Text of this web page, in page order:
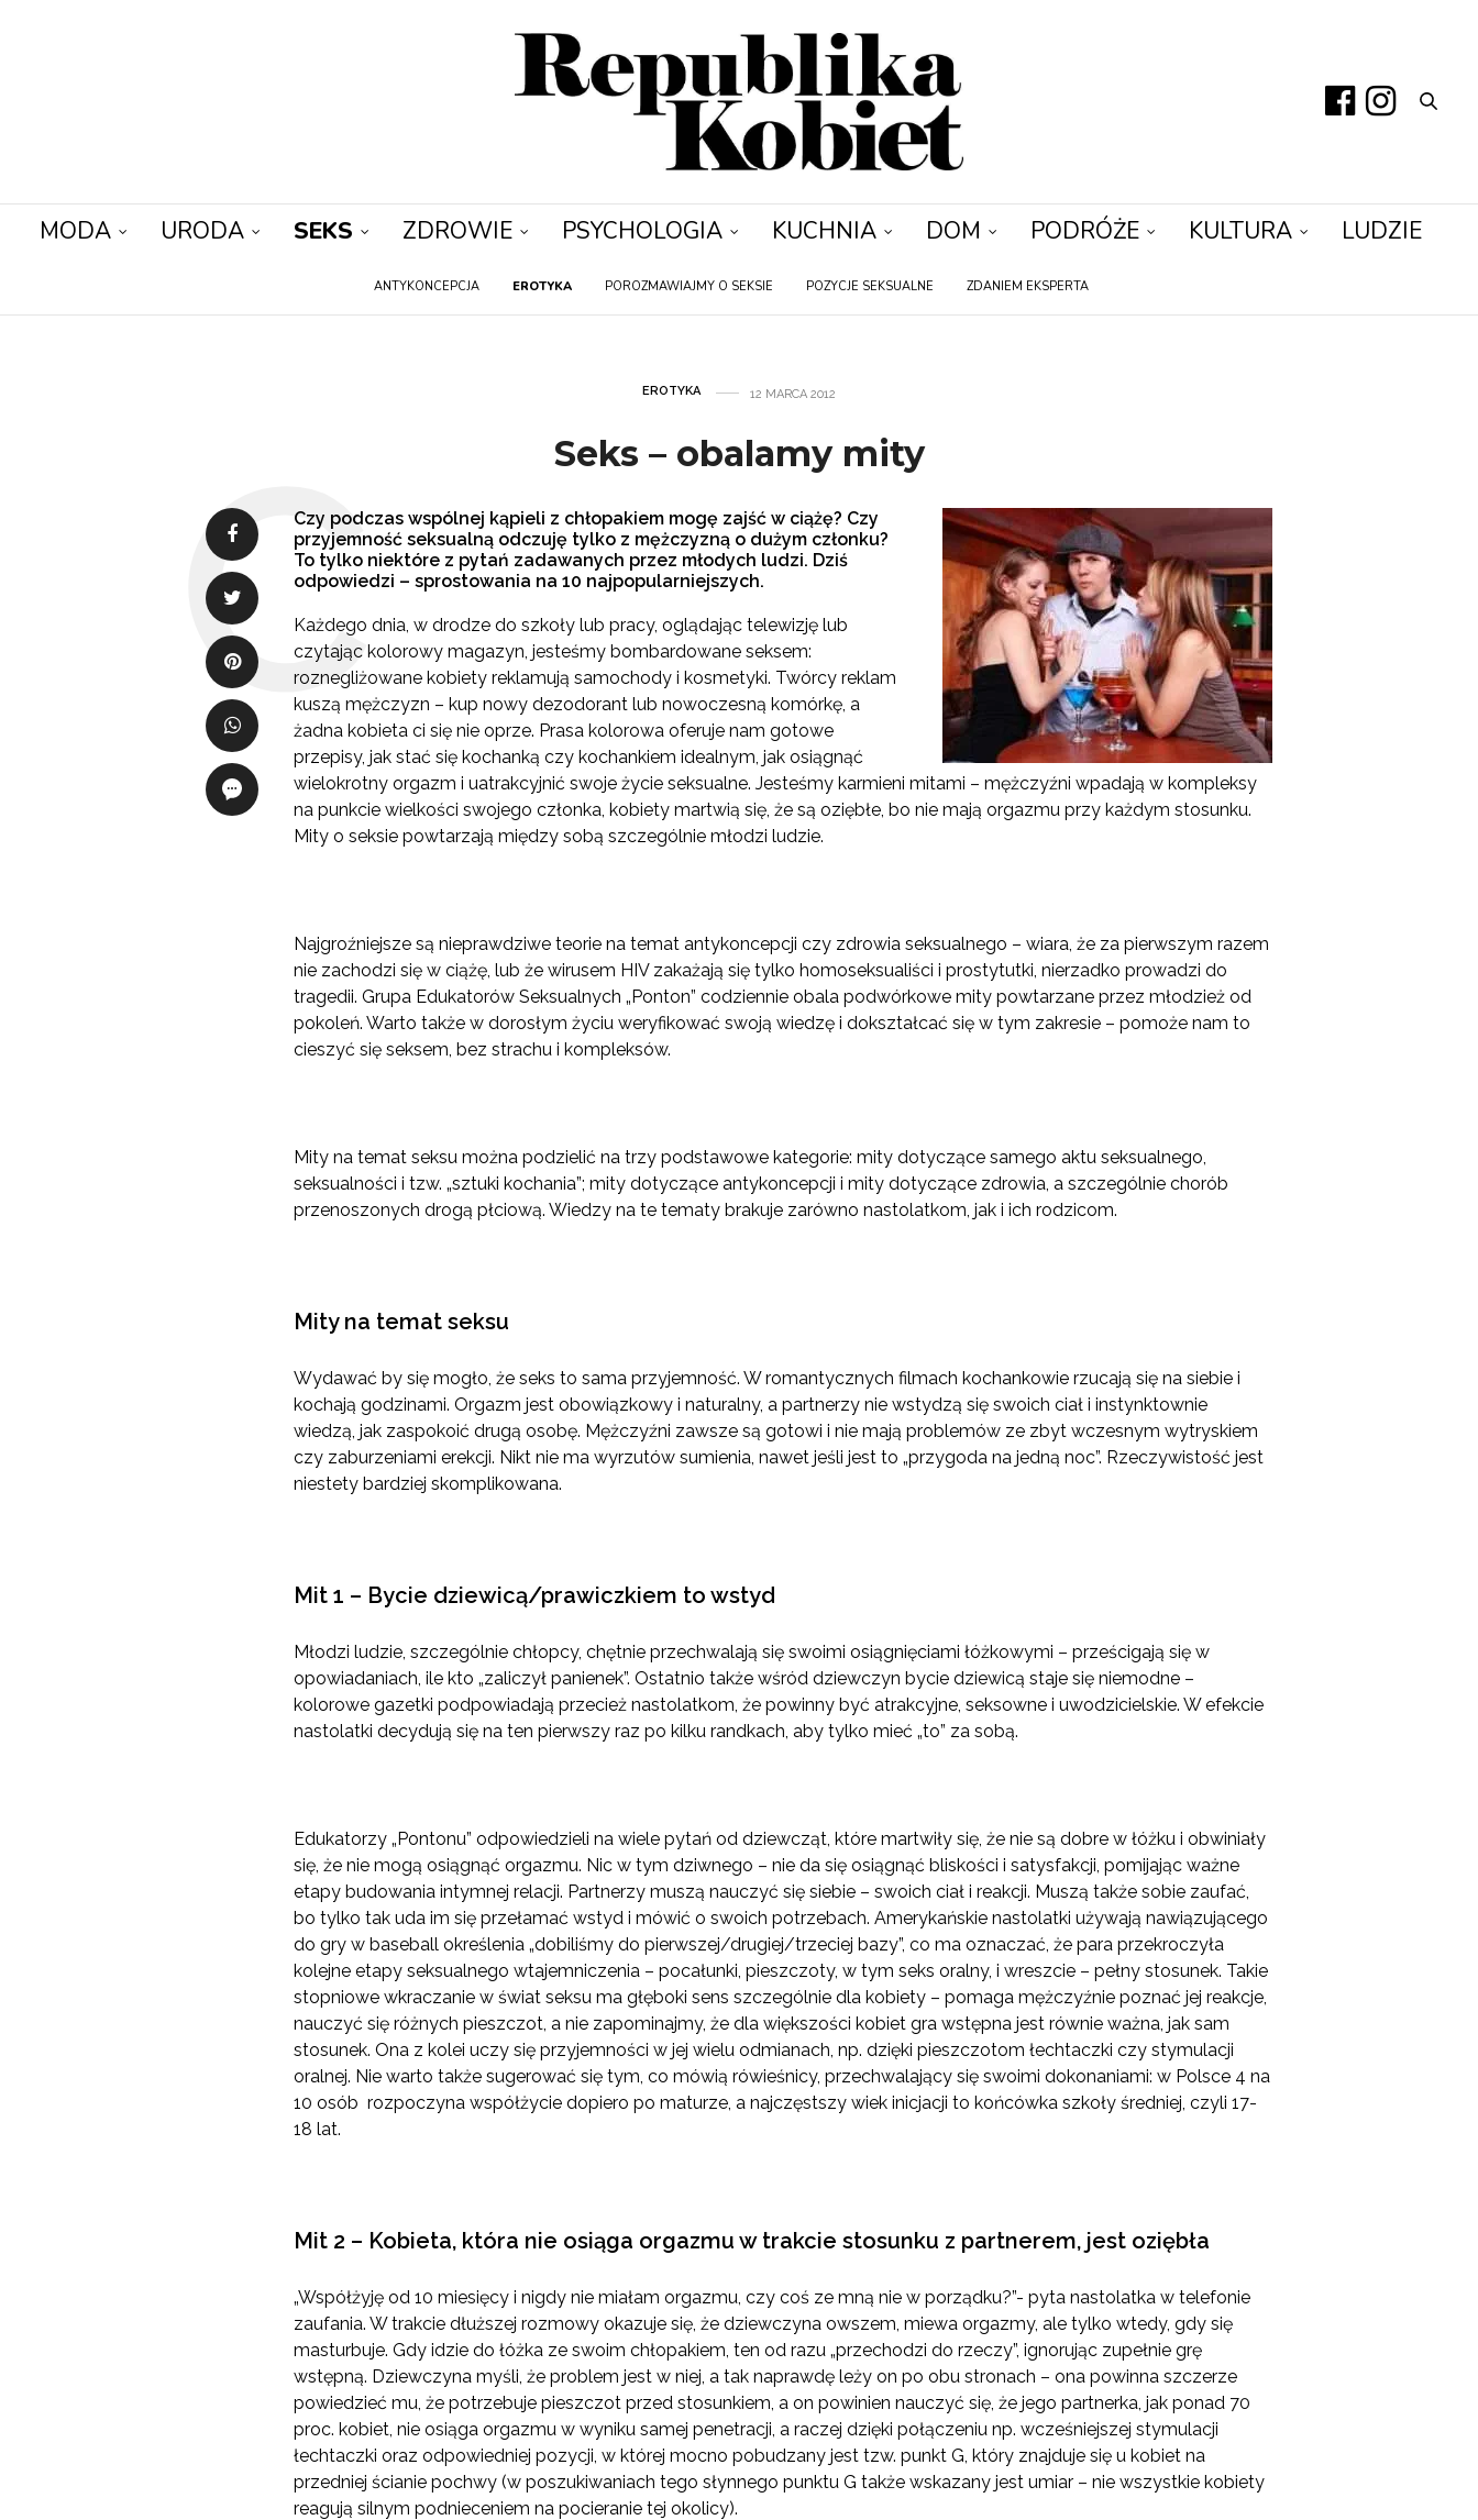
MODA URODA SEKS ZDROWIE PSYCHOLOGIA KUCHNIA DOM PODRÓŻE KULTURA LUDZIE
ANTYKONCEPCJA EROTYKA POROZMAWIAJMY O SEKSIE POZYCJE SEKSUALNE ZDANIEM EKSPERTA
EROTYKA 12 MARCA 2012
Seks – obalamy mity
Czy podczas wspólnej kąpieli z chłopakiem mogę zajść w ciążę? Czy
przyjemność seksualną odczuję tylko z mężczyzną o dużym członku?
To tylko niektóre z pytań zadawanych przez młodych ludzi. Dziś
odpowiedzi – sprostowania na 10 najpopularniejszych.
Każdego dnia, w drodze do szkoły lub pracy, oglądając telewizję lub
czytając kolorowy magazyn, jesteśmy bombardowane seksem:
roznegliżowane kobiety reklamują samochody i kosmetyki. Twórcy reklam
kuszą mężczyzn – kup nowy dezodorant lub nowoczesną komórkę, a
żadna kobieta ci się nie oprze. Prasa kolorowa oferuje nam gotowe
przepisy, jak stać się kochanką czy kochankiem idealnym, jak osiągnąć
wielokrotny orgazm i uatrakcyjnić swoje życie seksualne. Jesteśmy karmieni mitami – mężczyźni wpadają w kompleksy
na punkcie wielkości swojego członka, kobiety martwią się, że są oziębłe, bo nie mają orgazmu przy każdym stosunku.
Mity o seksie powtarzają między sobą szczególnie młodzi ludzie.
Najgroźniejsze są nieprawdziwe teorie na temat antykoncepcji czy zdrowia seksualnego – wiara, że za pierwszym razem
nie zachodzi się w ciążę, lub że wirusem HIV zakażają się tylko homoseksualiści i prostytutki, nierzadko prowadzi do
tragedii. Grupa Edukatorów Seksualnych „Ponton” codziennie obala podwórkowe mity powtarzane przez młodzież od
pokoleń. Warto także w dorosłym życiu weryfikować swoją wiedzę i dokształcać się w tym zakresie – pomoże nam to
cieszyć się seksem, bez strachu i kompleksów.
Mity na temat seksu można podzielić na trzy podstawowe kategorie: mity dotyczące samego aktu seksualnego,
seksualności i tzw. „sztuki kochania”; mity dotyczące antykoncepcji i mity dotyczące zdrowia, a szczególnie chorób
przenoszonych drogą płciową. Wiedzy na te tematy brakuje zarówno nastolatkom, jak i ich rodzicom.
Mity na temat seksu
Wydawać by się mogło, że seks to sama przyjemność. W romantycznych filmach kochankowie rzucają się na siebie i
kochają godzinami. Orgazm jest obowiązkowy i naturalny, a partnerzy nie wstydzą się swoich ciał i instynktownie
wiedzą, jak zaspokoić drugą osobę. Mężczyźni zawsze są gotowi i nie mają problemów ze zbyt wczesnym wytryskiem
czy zaburzeniami erekcji. Nikt nie ma wyrzutów sumienia, nawet jeśli jest to „przygoda na jedną noc”. Rzeczywistość jest
niestety bardziej skomplikowana.
Mit 1 – Bycie dziewicą/prawiczkiem to wstyd
Młodzi ludzie, szczególnie chłopcy, chętnie przechwalają się swoimi osiągnięciami łóżkowymi – prześcigają się w
opowiadaniach, ile kto „zaliczył panienek”. Ostatnio także wśród dziewczyn bycie dziewicą staje się niemodne –
kolorowe gazetki podpowiadają przecież nastolatkom, że powinny być atrakcyjne, seksowne i uwodzicielskie. W efekcie
nastolatki decydują się na ten pierwszy raz po kilku randkach, aby tylko mieć „to” za sobą.
Edukatorzy „Pontonu” odpowiedzieli na wiele pytań od dziewcząt, które martwiły się, że nie są dobre w łóżku i obwiniały
się, że nie mogą osiągnąć orgazmu. Nic w tym dziwnego – nie da się osiągnąć bliskości i satysfakcji, pomijając ważne
etapy budowania intymnej relacji. Partnerzy muszą nauczyć się siebie – swoich ciał i reakcji. Muszą także sobie zaufać,
bo tylko tak uda im się przełamać wstyd i mówić o swoich potrzebach. Amerykańskie nastolatki używają nawiązującego
do gry w baseball określenia „dobiliśmy do pierwszej/drugiej/trzeciej bazy”, co ma oznaczać, że para przekroczyła
kolejne etapy seksualnego wtajemniczenia – pocałunki, pieszczoty, w tym seks oralny, i wreszcie – pełny stosunek. Takie
stopniowe wkraczanie w świat seksu ma głęboki sens szczególnie dla kobiety – pomaga mężczyźnie poznać jej reakcje,
nauczyć się różnych pieszczot, a nie zapominajmy, że dla większości kobiet gra wstępna jest równie ważna, jak sam
stosunek. Ona z kolei uczy się przyjemności w jej wielu odmianach, np. dzięki pieszczotom łechtaczki czy stymulacji
oralnej. Nie warto także sugerować się tym, co mówią rówieśnicy, przechwalający się swoimi dokonaniami: w Polsce 4 na
10 osób rozpoczyna współżycie dopiero po maturze, a najczęstszy wiek inicjacji to końcówka szkoły średniej, czyli 17-
18 lat.
Mit 2 – Kobieta, która nie osiąga orgazmu w trakcie stosunku z partnerem, jest oziębła
„Współżyję od 10 miesięcy i nigdy nie miałam orgazmu, czy coś ze mną nie w porządku?”- pyta nastolatka w telefonie
zaufania. W trakcie dłuższej rozmowy okazuje się, że dziewczyna owszem, miewa orgazmy, ale tylko wtedy, gdy się
masturbuje. Gdy idzie do łóżka ze swoim chłopakiem, ten od razu „przechodzi do rzeczy”, ignorując zupełnie grę
wstępną. Dziewczyna myśli, że problem jest w niej, a tak naprawdę leży on po obu stronach – ona powinna szczerze
powiedzieć mu, że potrzebuje pieszczot przed stosunkiem, a on powinien nauczyć się, że jego partnerka, jak ponad 70
proc. kobiet, nie osiąga orgazmu w wyniku samej penetracji, a raczej dzięki połączeniu np. wcześniejszej stymulacji
łechtaczki oraz odpowiedniej pozycji, w której mocno pobudzany jest tzw. punkt G, który znajduje się u kobiet na
przedniej ścianie pochwy (w poszukiwaniach tego słynnego punktu G także wskazany jest umiar – nie wszystkie kobiety
reagują silnym podnieceniem na pocieranie tej okolicy).